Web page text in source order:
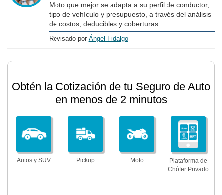
Moto que mejor se adapta a su perfil de conductor,
tipo de vehículo y presupuesto, a través del análisis
de costos, deducibles y coberturas.
Revisado por Ángel Hidalgo
Obtén la Cotización de tu Seguro de Auto
en menos de 2 minutos
Autos y SUV Pickup Moto
Plataforma de
Chófer Privado